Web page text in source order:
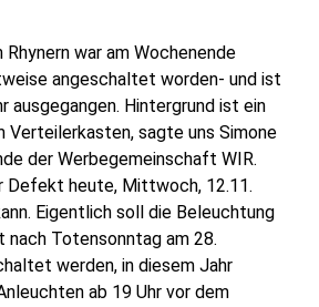
war am Wochenende
angeschaltet worden- und ist
ausgegangen. Hintergrund ist ein
Verteilerkasten, sagte uns Simone
der Werbegemeinschaft WIR.
Defekt heute, Mittwoch, 12.11.
Eigentlich soll die Beleuchtung
nach Totensonntag am 28.
werden, in diesem Jahr
ab 19 Uhr vor dem